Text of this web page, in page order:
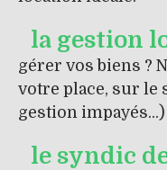
la gestion
gérer vos biens ?
votre place, sur le
gestion
le syndic